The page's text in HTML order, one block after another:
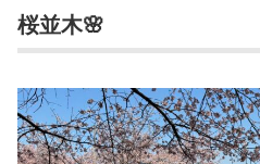
桜並木🌸